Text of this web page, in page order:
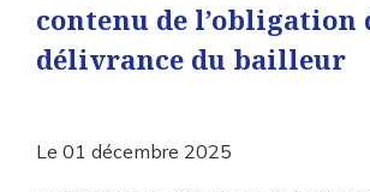
contenu de l’obligation
délivrance du bailleur
Le 01 décembre 2025